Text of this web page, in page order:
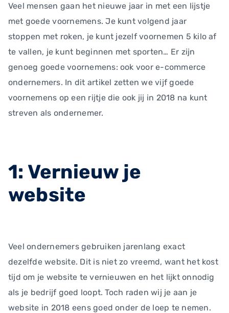
Veel mensen gaan het nieuwe jaar in met een lijstje
met goede voornemens. Je kunt volgend jaar
stoppen met roken, je kunt jezelf voornemen 5 kilo af
te vallen, je kunt beginnen met sporten… Er zijn
genoeg goede voornemens: ook voor e-commerce
ondernemers. In dit artikel zetten we vijf goede
voornemens op een rijtje die ook jij in 2018 na kunt
streven als ondernemer.
1: Vernieuw je
website
Veel ondernemers gebruiken jarenlang exact
dezelfde website. Dit is niet zo vreemd, want het kost
tijd om je website te vernieuwen en het lijkt onnodig
als je bedrijf goed loopt. Toch raden wij je aan je
website in 2018 eens goed onder de loep te nemen.